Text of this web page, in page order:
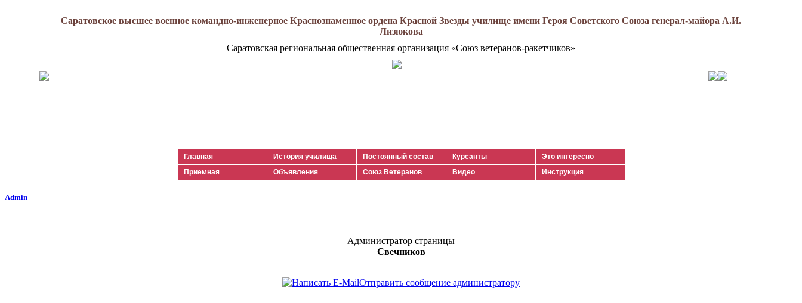
Саратовское высшее военное командно-инженерное Краснознаменное ордена Красной Звезды училище имени Героя Советского Союза генерал-майора А.И.
Лизюкова
Саратовская региональная общественная организация «Союз ветеранов-ракетчиков»
Главная История училища Постоянный состав Курсанты
Это интересно
Приемная
Объявления Союз Ветеранов Видео Инструкция
Admin
Администратор страницы
Свечников
Отправить сообщение администратору